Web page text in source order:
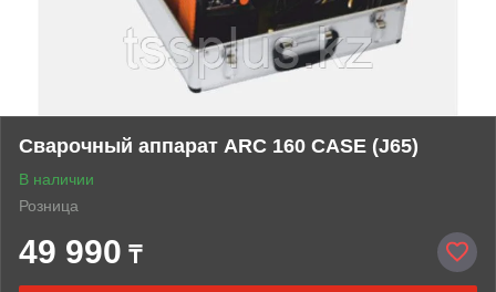
Сварочный аппарат ARC 160 CASE (J65)
В наличии
Розница
49 990 ₸